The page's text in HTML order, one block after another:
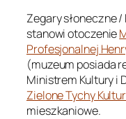
Zegary słoneczne
stanowi otoczenie
Profesjonalnej
(muzeum posiada
Ministrem Kultury i
Zielone Tychy
mieszkaniowe.